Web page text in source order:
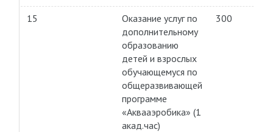
15
Оказание услуг по
дополнительному
образованию
детей и взрослых
обучающемуся по
общеразвивающей
программе
«Аквааэробика» (1
акад.час)
300